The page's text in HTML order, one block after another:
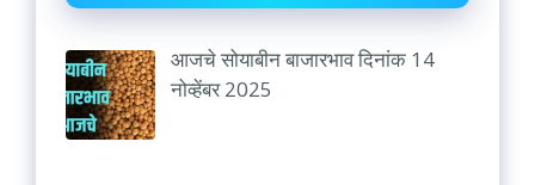
आजचे सोयाबीन बाजारभाव दिनांक 14
नोव्हेंबर 2025